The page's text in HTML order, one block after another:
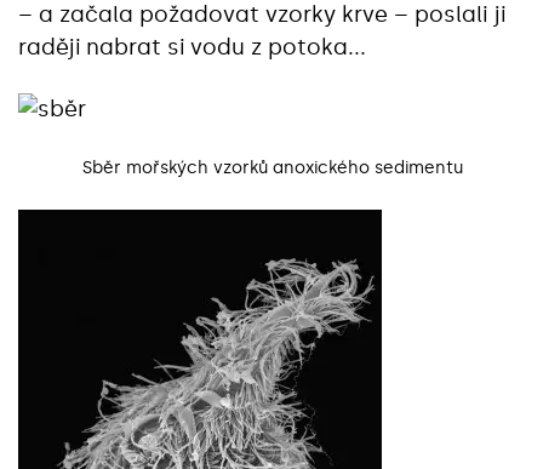
– a začala požadovat vzorky krve – poslali ji
raději nabrat si vodu z potoka...
Sběr mořských vzorků anoxického sedimentu